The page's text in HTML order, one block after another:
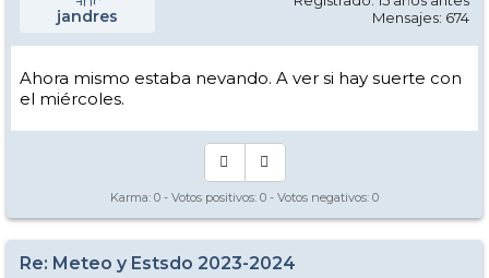
jandres
Mensajes: 674
Ahora mismo estaba nevando. A ver si hay suerte con
el miércoles.
Karma: 0 - Votos positivos: 0 - Votos negativos: 0
Re: Meteo y Estsdo 2023-2024